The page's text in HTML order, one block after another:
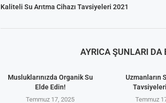
Kaliteli Su Arıtma Cihazı Tavsiyeleri 2021
AYRICA ŞUNLARI DA
Musluklarınızda Organik Su
Elde Edin!
Temmuz 17, 2025
Uzmanların
Temmuz